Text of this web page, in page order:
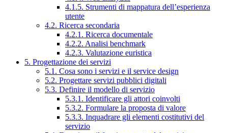
4.1.5. Strumenti di mappatura dell’esperienza
utente
4.2. Ricerca secondaria
4.2.1. Ricerca documentale
4.2.2. Analisi benchmark
4.2.3. Valutazione euristica
5. Progettazione dei servizi
5.1. Cosa sono i servizi e il service design
5.2. Progettare servizi pubblici digitali
5.3. Definire il modello di servizio
5.3.1. Identificare gli attori coinvolti
5.3.2. Formulare la proposta di valore
5.3.3. Inquadrare gli elementi costitutivi del
servizio